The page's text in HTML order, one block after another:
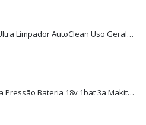
Magil Clean Ultra Limpador AutoClean Uso Geral 5L
Lavadora Alta Pressão Bateria 18v 1bat 3a Makita Dhw180zc